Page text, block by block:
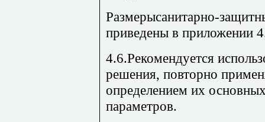
Размерысанитарно-
приведены в приложении
4.6.Рекомендуется
решения, повторно
определением их
параметров.